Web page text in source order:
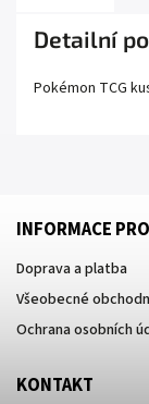
Detailní
Pokémon TCG
INFORMACE
Doprava a platba
Všeobecné
Ochrana osobních
KONTAKT